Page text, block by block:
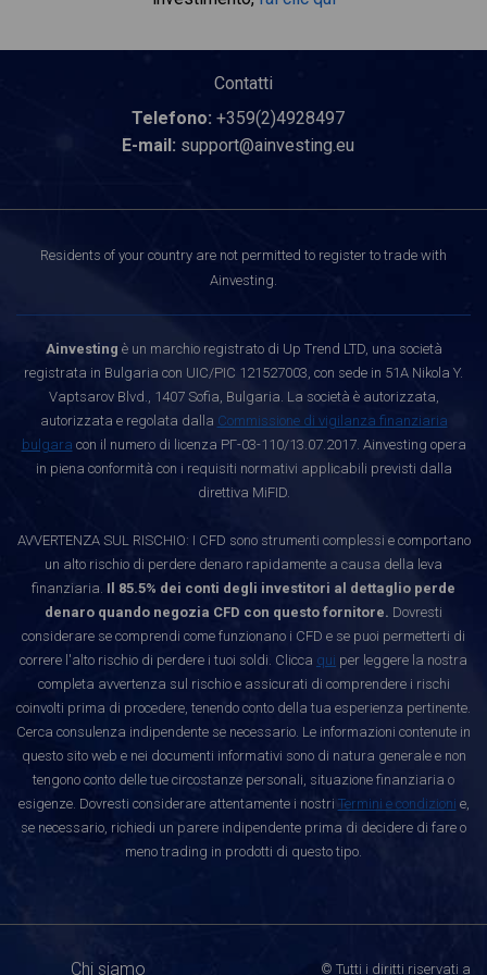
Contatti
Telefono: +359(2)4928497
E-mail: support@ainvesting.eu
Residents of your country are not permitted to register to trade with
Ainvesting.
Ainvesting è un marchio registrato di Up Trend LTD, una società
registrata in Bulgaria con UIC/PIC 121527003, con sede in 51A Nikola Y.
Vaptsarov Blvd., 1407 Sofia, Bulgaria. La società è autorizzata,
autorizzata e regolata dalla Commissione di vigilanza finanziaria
bulgara con il numero di licenza РГ-03-110/13.07.2017. Ainvesting opera
in piena conformità con i requisiti normativi applicabili previsti dalla
direttiva MiFID.
AVVERTENZA SUL RISCHIO: I CFD sono strumenti complessi e comportano
un alto rischio di perdere denaro rapidamente a causa della leva
finanziaria. Il 85.5% dei conti degli investitori al dettaglio perde
denaro quando negozia CFD con questo fornitore. Dovresti
considerare se comprendi come funzionano i CFD e se puoi permetterti di
correre l'alto rischio di perdere i tuoi soldi. Clicca qui per leggere la nostra
completa avvertenza sul rischio e assicurati di comprendere i rischi
coinvolti prima di procedere, tenendo conto della tua esperienza pertinente.
Cerca consulenza indipendente se necessario. Le informazioni contenute in
questo sito web e nei documenti informativi sono di natura generale e non
tengono conto delle tue circostanze personali, situazione finanziaria o
esigenze. Dovresti considerare attentamente i nostri Termini e condizioni e,
se necessario, richiedi un parere indipendente prima di decidere di fare o
meno trading in prodotti di questo tipo.
Chi siamo © Tutti i diritti riservati a